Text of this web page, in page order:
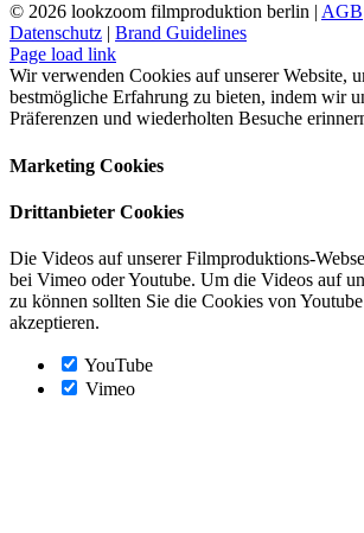
© 2026 lookzoom filmproduktion berlin | AGB
Datenschutz | Brand Guidelines
Facebook
Vimeo
YouTube
Instagram
Page load link
Wir verwenden Cookies auf unserer Website,
bestmögliche Erfahrung zu bieten, indem wir
Präferenzen und wiederholten Besuche
Marketing Cookies
Drittanbieter Cookies
Die Videos auf unserer Filmproduktions-
bei Vimeo oder Youtube. Um die Videos auf
zu können sollten Sie die Cookies von
akzeptieren.
YouTube
Vimeo